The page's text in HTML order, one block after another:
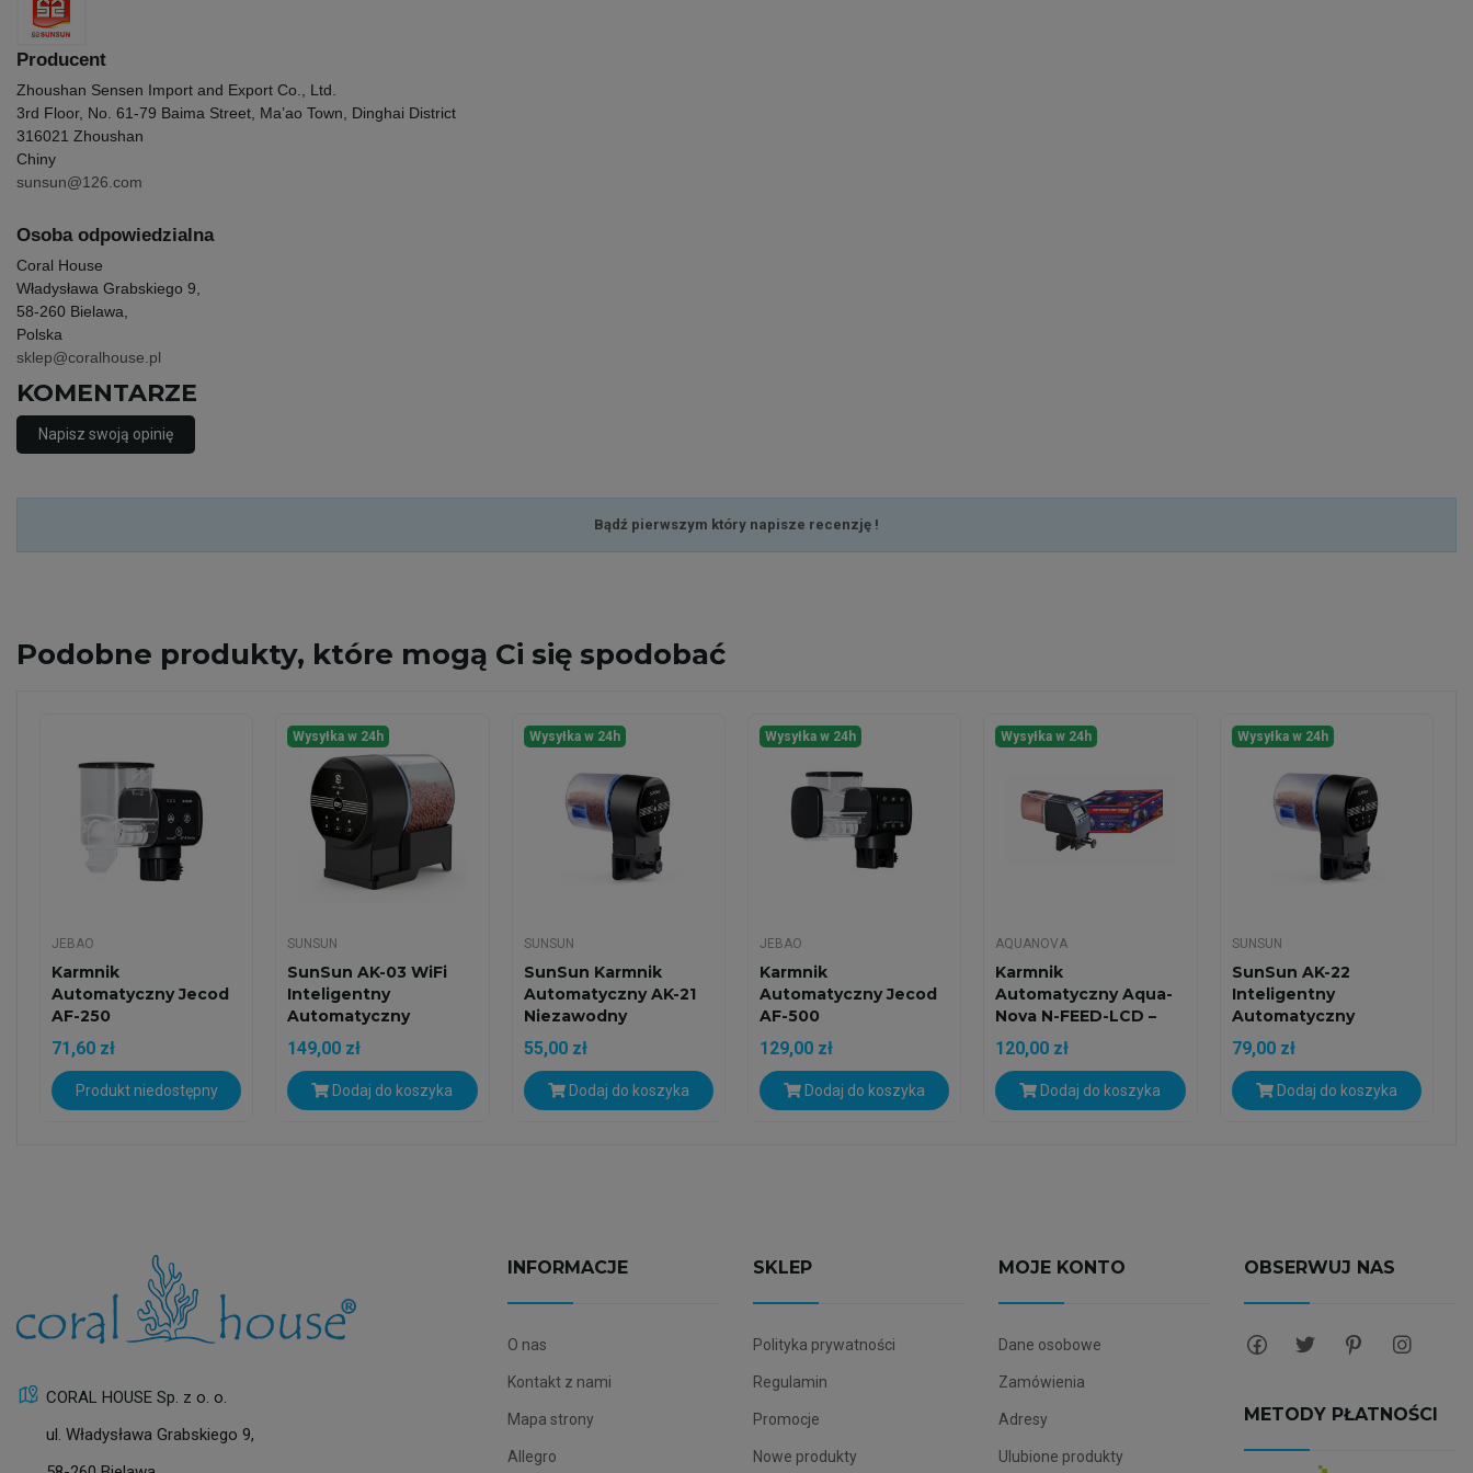
Producent
Zhoushan Sensen Import and Export Co., Ltd.
3rd Floor, No. 61-79 Baima Street, Ma’ao Town, Dinghai District
316021 Zhoushan
Chiny
sunsun@126.com
Osoba odpowiedzialna
Coral House
Władysława Grabskiego 9,
58-260 Bielawa,
Polska
sklep@coralhouse.pl
KOMENTARZE
Napisz swoją opinię
Bądź pierwszym który napisze recenzję !
Podobne produkty, które mogą Ci się spodobać
JEBAO
Karmnik
Automatyczny Jecod
AF-250
71,60 zł
Produkt niedostępny
Wysyłka w 24h
SUNSUN
SunSun AK-03 WiFi
Inteligentny
Automatyczny
Karmnik Dla...
149,00 zł
Dodaj do koszyka
Wysyłka w 24h
SUNSUN
SunSun Karmnik
Automatyczny AK-21
Niezawodny
Podajnik...
55,00 zł
Dodaj do koszyka
Wysyłka w 24h
JEBAO
Karmnik
Automatyczny Jecod
AF-500
129,00 zł
Dodaj do koszyka
Wysyłka w 24h
AQUANOVA
Karmnik
Automatyczny Aqua-
Nova N-FEED-LCD –
Elektroniczny...
120,00 zł
Dodaj do koszyka
Wysyłka w 24h
SUNSUN
SunSun AK-22
Inteligentny
Automatyczny
Karmnik Dla Ryb
79,00 zł
Dodaj do koszyka
CORAL HOUSE Sp. z o. o.
ul. Władysława Grabskiego 9,
INFORMACJE
O nas
Kontakt z nami
Mapa strony
Allegro
SKLEP
Polityka prywatności
Regulamin
Promocje
Nowe produkty
MOJE KONTO
Dane osobowe
Zamówienia
Adresy
Ulubione produkty
OBSERWUJ NAS
METODY PŁATNOŚCI